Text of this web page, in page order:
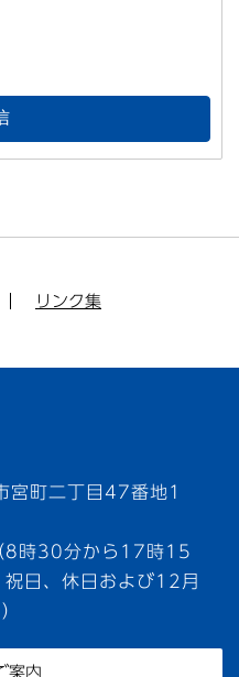
リンク集
町二丁目47番地1
8時30分から17時15
日、休日および12月
案内